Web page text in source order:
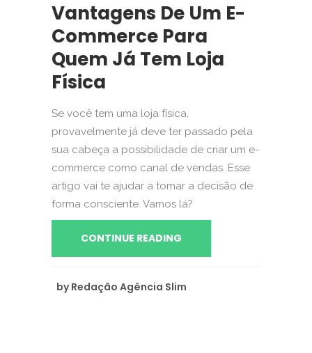
Vantagens De Um E-
Commerce Para
Quem Já Tem Loja
Física
Se você tem uma loja física,
provavelmente já deve ter passado pela
sua cabeça a possibilidade de criar um e-
commerce como canal de vendas. Esse
artigo vai te ajudar a tomar a decisão de
forma consciente. Vamos lá?
CONTINUE READING
by Redação Agência Slim